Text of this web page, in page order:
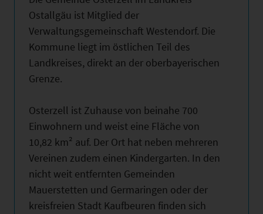
Ostallgäu ist Mitglied der
Verwaltungsgemeinschaft Westendorf. Die
Kommune liegt im östlichen Teil des
Landkreises, direkt an der oberbayerischen
Grenze.
Osterzell ist Zuhause von beinahe 700
Einwohnern und weist eine Fläche von
10,82 km² auf. Der Ort hat neben mehreren
Vereinen zudem einen Kindergarten. In den
nicht weit entfernten Gemeinden
Mauerstetten und Germaringen oder der
kreisfreien Stadt Kaufbeuren finden sich